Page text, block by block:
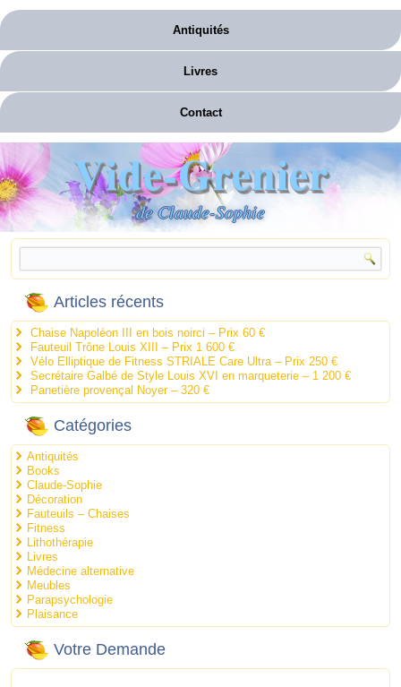
Antiquités
Livres
Contact
Vide-Grenier
de Claude-Sophie
Articles récents
Chaise Napoléon III en bois noirci – Prix 60 €
Fauteuil Trône Louis XIII – Prix 1 600 €
Vélo Elliptique de Fitness STRIALE Care Ultra – Prix 250 €
Secrétaire Galbé de Style Louis XVI en marqueterie – 1 200 €
Panetière provençal Noyer – 320 €
Catégories
Antiquités
Books
Claude-Sophie
Décoration
Fauteuils – Chaises
Fitness
Lithothérapie
Livres
Médecine alternative
Meubles
Parapsychologie
Plaisance
Votre Demande